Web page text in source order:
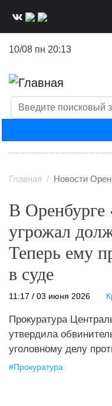
10/08 пн 20:13
Главная Новости
В Оренбурге
угрожал
Теперь ему
в суде
11:17 / 03 июня 2026
Прокуратура
утвердила
уголовному делу
#Прокуратура